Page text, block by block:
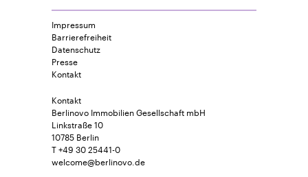
Impressum
Barrierefreiheit
Datenschutz
Presse
Kontakt
Kontakt
Berlinovo Immobilien Gesellschaft mbH
Linkstraße 10
10785 Berlin
T +49 30 25441-0
welcome@berlinovo.de